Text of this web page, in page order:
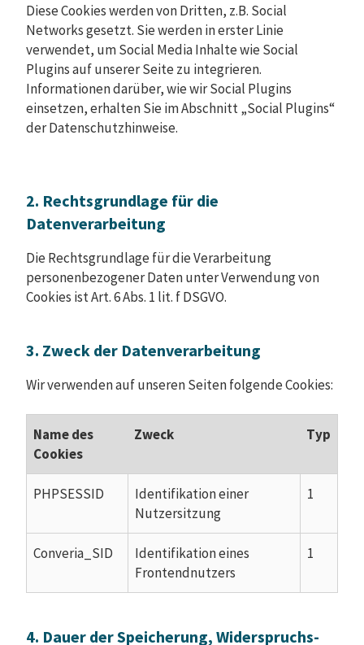
Diese Cookies werden von Dritten, z.B. Social
Networks gesetzt. Sie werden in erster Linie
verwendet, um Social Media Inhalte wie Social
Plugins auf unserer Seite zu integrieren.
Informationen darüber, wie wir Social Plugins
einsetzen, erhalten Sie im Abschnitt „Social Plugins“
der Datenschutzhinweise.
2. Rechtsgrundlage für die
Datenverarbeitung
Die Rechtsgrundlage für die Verarbeitung
personenbezogener Daten unter Verwendung von
Cookies ist Art. 6 Abs. 1 lit. f DSGVO.
3. Zweck der Datenverarbeitung
Wir verwenden auf unseren Seiten folgende Cookies:
Name des
Cookies
Zweck Typ
PHPSESSID
Identifikation einer
Nutzersitzung
1
Converia_SID
Identifikation eines
Frontendnutzers
1
4. Dauer der Speicherung, Widerspruchs-